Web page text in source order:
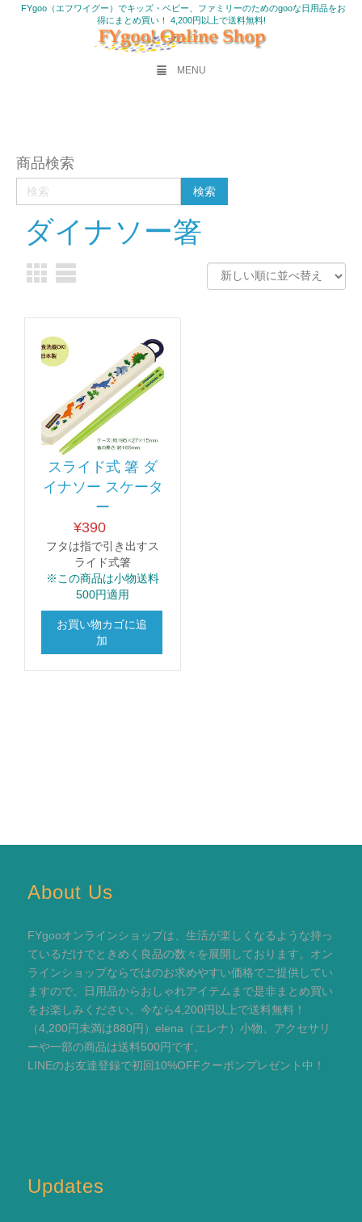
FYgoo（エフワイグー）でキッズ・ベビー、ファミリーのためのgooな日用品をお
得にまとめ買い！ 4,200円以上で送料無料!
MENU
商品検索
ダイナソー箸
スライド式 箸 ダ
イナソー スケータ
ー
¥390
フタは指で引き出すス
ライド式箸
※この商品は小物送料
500円適用
お買い物カゴに追
加
About Us
FYgooオンラインショップは、生活が楽しくなるような持っ
ているだけでときめく良品の数々を展開しております。オン
ラインショップならではのお求めやすい価格でご提供してい
ますので、日用品からおしゃれアイテムまで是非まとめ買い
をお楽しみください。今なら4,200円以上で送料無料！
（4,200円未満は880円）elena（エレナ）小物、アクセサリ
ーや一部の商品は送料500円です。
LINEのお友達登録で初回10%OFFクーポンプレゼント中！
Updates